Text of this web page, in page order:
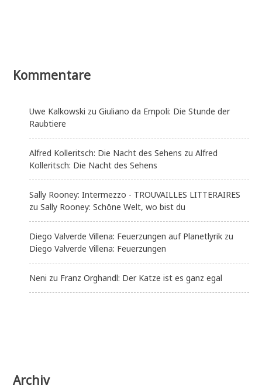
Kommentare
Uwe Kalkowski zuGiuliano da Empoli: Die Stunde der
Raubtiere
Alfred Kolleritsch: Die Nacht des Sehens zuAlfred
Kolleritsch: Die Nacht des Sehens
Sally Rooney: Intermezzo - TROUVAILLES LITTERAIRES
zuSally Rooney: Schöne Welt, wo bist du
Diego Valverde Villena: Feuerzungen auf Planetlyrik zu
Diego Valverde Villena: Feuerzungen
Neni zu Franz Orghandl: Der Katze ist es ganz egal
Archiv